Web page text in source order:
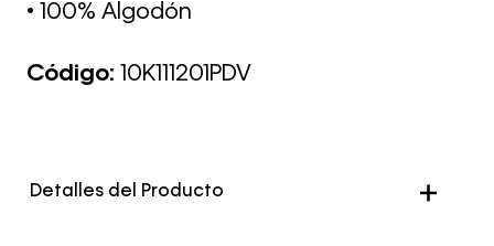
• 100% Algodón
Código: 10K111201PDV
Detalles del Producto